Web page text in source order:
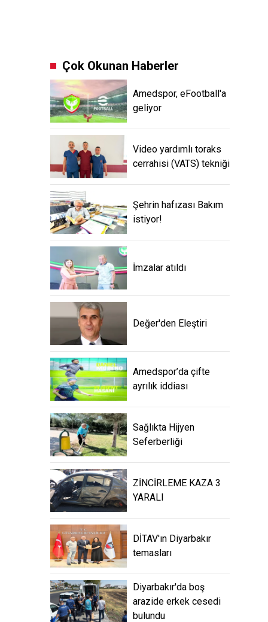
Çok Okunan Haberler
Amedspor, eFootball'a
geliyor
Video yardımlı toraks
cerrahisi (VATS) tekniği
Şehrin hafızası Bakım
istiyor!
İmzalar atıldı
Değer'den Eleştiri
Amedspor’da çifte
ayrılık iddiası
Sağlıkta Hijyen
Seferberliği
ZİNCİRLEME KAZA 3
YARALI
DİTAV'ın Diyarbakır
temasları
Diyarbakır'da boş
arazide erkek cesedi
bulundu